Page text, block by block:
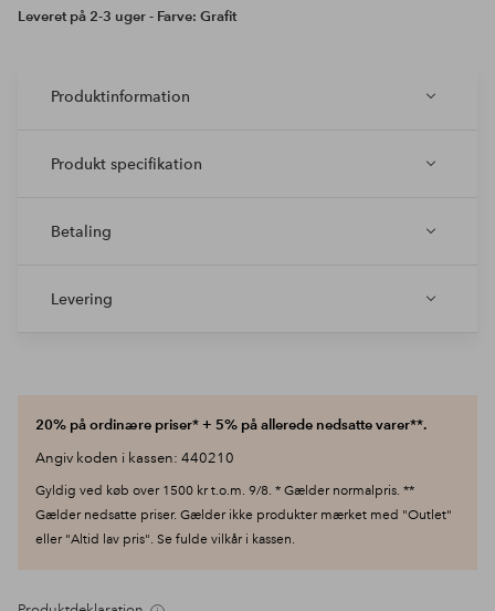
Leveret på 2-3 uger - Farve: Grafit
Produktinformation
Produkt specifikation
Betaling
Levering
20% på ordinære priser* + 5% på allerede nedsatte varer**.
Angiv koden i kassen: 440210
Gyldig ved køb over 1500 kr t.o.m. 9/8. * Gælder normalpris. **
Gælder nedsatte priser. Gælder ikke produkter mærket med "Outlet"
eller "Altid lav pris". Se fulde vilkår i kassen.